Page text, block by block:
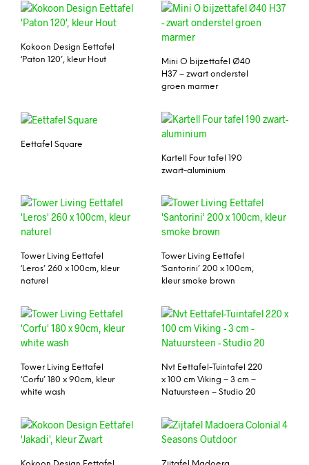
Kokoon Design Eettafel
‘Paton 120’, kleur Hout
Mini O bijzettafel Ø40
H37 – zwart onderstel
groen marmer
Eettafel Square
Kartell Four tafel 190
zwart-aluminium
Tower Living Eettafel
‘Leros’ 260 x 100cm, kleur
naturel
Tower Living Eettafel
‘Santorini’ 200 x 100cm,
kleur smoke brown
Tower Living Eettafel
‘Corfu’ 180 x 90cm, kleur
white wash
Nvt Eettafel-Tuintafel 220
x 100 cm Viking – 3 cm –
Natuursteen – Studio 20